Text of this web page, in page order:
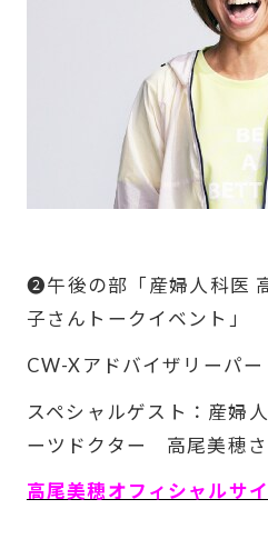
❷午後の部「産婦人科医
子さんトークイベント」
CW-Xアドバイザリーパ
スペシャルゲスト：産婦
ーツドクター 高尾美穂
高尾美穂オフィシャルサ